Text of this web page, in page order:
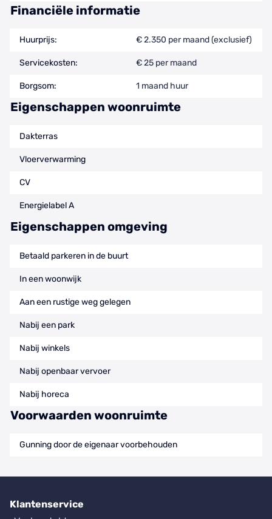
Financiële informatie
Huurprijs: € 2.350 per maand (exclusief)
Servicekosten: € 25 per maand
Borgsom: 1 maand huur
Eigenschappen woonruimte
Dakterras
Vloerverwarming
CV
Energielabel A
Eigenschappen omgeving
Betaald parkeren in de buurt
In een woonwijk
Aan een rustige weg gelegen
Nabij een park
Nabij winkels
Nabij openbaar vervoer
Nabij horeca
Voorwaarden woonruimte
Gunning door de eigenaar voorbehouden
Klantenservice